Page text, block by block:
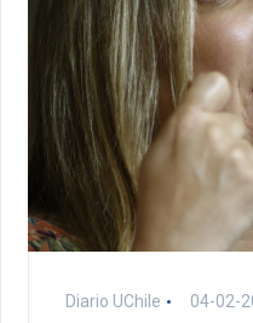
Diario UChile 04-02-